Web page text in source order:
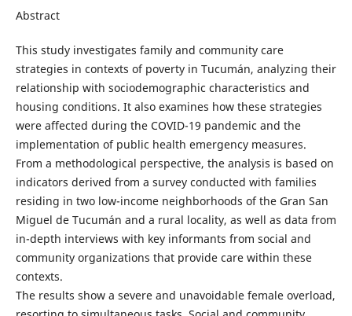
Abstract
This study investigates family and community care
strategies in contexts of poverty in Tucumán, analyzing their
relationship with sociodemographic characteristics and
housing conditions. It also examines how these strategies
were affected during the COVID-19 pandemic and the
implementation of public health emergency measures.
From a methodological perspective, the analysis is based on
indicators derived from a survey conducted with families
residing in two low-income neighborhoods of the Gran San
Miguel de Tucumán and a rural locality, as well as data from
in-depth interviews with key informants from social and
community organizations that provide care within these
contexts.
The results show a severe and unavoidable female overload,